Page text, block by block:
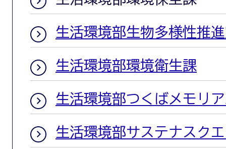
生活環境部生物多様性推
生活環境部環境衛生課
生活環境部つくばメモリ
生活環境部サステナスク